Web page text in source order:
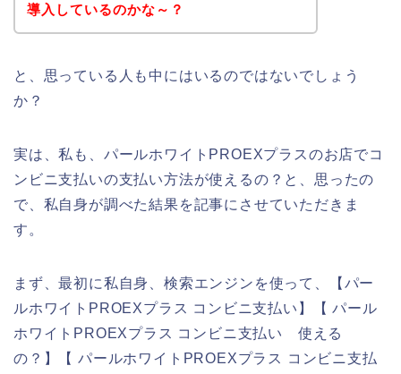
導入しているのかな～？
と、思っている人も中にはいるのではないでしょう
か？
実は、私も、パールホワイトPROEXプラスのお店でコ
ンビニ支払いの支払い方法が使えるの？と、思ったの
で、私自身が調べた結果を記事にさせていただきま
す。
まず、最初に私自身、検索エンジンを使って、【パー
ルホワイトPROEXプラス コンビニ支払い】【 パール
ホワイトPROEXプラス コンビニ支払い 使える
の？】【 パールホワイトPROEXプラス コンビニ支払